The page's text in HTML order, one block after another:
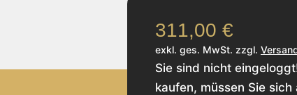
311,00 €
exkl. ges. MwSt. zzgl.
Sie sind nicht
kaufen, müssen Sie sich